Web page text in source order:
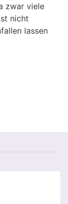
zwar viele
nicht
lassen